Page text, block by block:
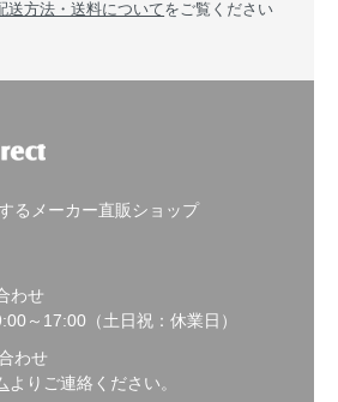
送方法・送料についてをご覧ください
るメーカー直販ショップ
わせ
～17:00（土日祝：休業日）
わせ
よりご連絡ください。